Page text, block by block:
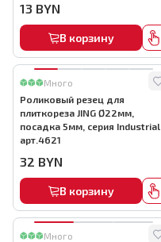
13 BYN
В корзину
Много
Роликовый резец для
плиткореза JING Ø22мм,
посадка 5мм, серия Industrial,
арт.4621
32 BYN
В корзину
Много